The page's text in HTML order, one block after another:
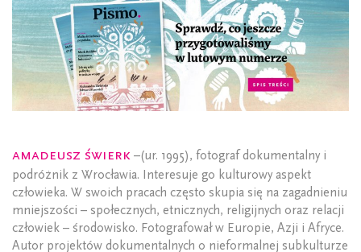
Amadeusz Świerk –(ur. 1995), fotograf dokumentalny i
podróżnik z Wrocławia. Interesuje go kulturowy aspekt
człowieka. W swoich pracach często skupia się na zagadnieniu
mniejszości – społecznych, etnicznych, religijnych oraz relacji
człowiek – środowisko. Fotografował w Europie, Azji i Afryce.
Autor projektów dokumentalnych o nieformalnej subkulturze